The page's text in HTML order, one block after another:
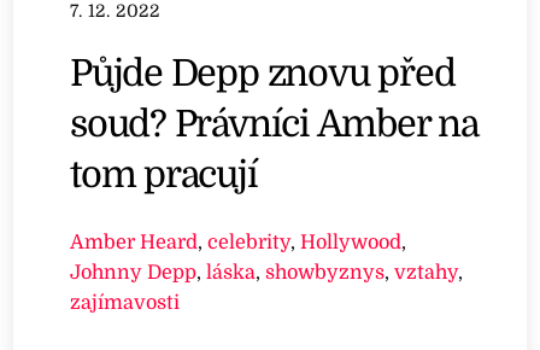
7. 12. 2022
Půjde Depp znovu před
soud? Právníci Amber na
tom pracují
Amber Heard,celebrity,Hollywood,
Johnny Depp,láska,showbyznys,vztahy,
zajímavosti